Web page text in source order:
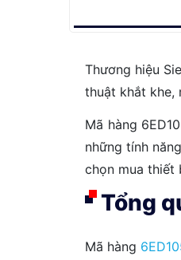
Thương hiệu
thuật khắt khe,
Mã hàng
những tính
chọn mua thiết
Tổng
Mã hàng